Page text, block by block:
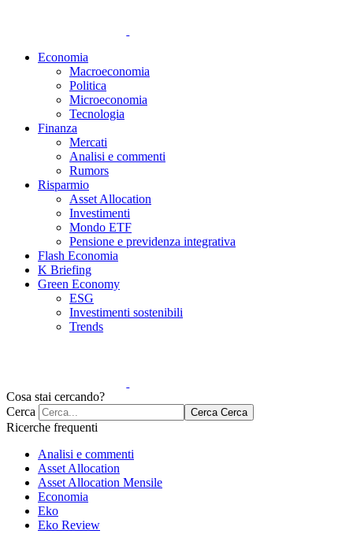
Economia
Macroeconomia
Politica
Microeconomia
Tecnologia
Finanza
Mercati
Analisi e commenti
Rumors
Risparmio
Asset Allocation
Investimenti
Mondo ETF
Pensione e previdenza integrativa
Flash Economia
K Briefing
Green Economy
ESG
Investimenti sostenibili
Trends
Cosa stai cercando?
Cerca
Cerca Cerca
Ricerche frequenti
Analisi e commenti
Asset Allocation
Asset Allocation Mensile
Economia
Eko
Eko Review